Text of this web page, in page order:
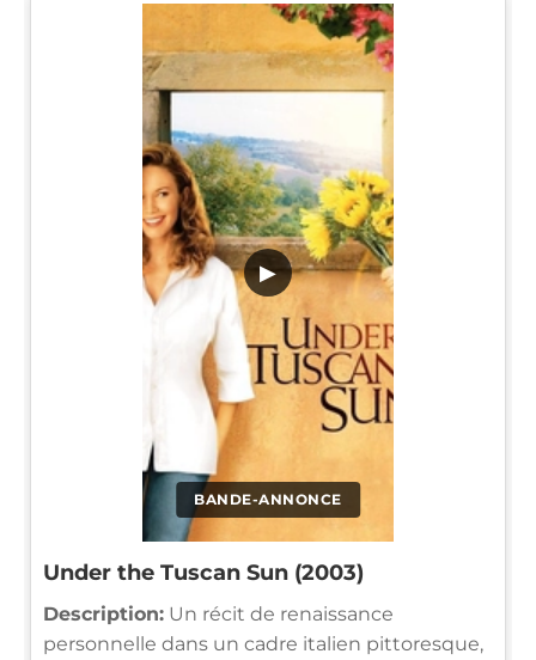
BANDE-ANNONCE
▶
Under the Tuscan Sun (2003)
Description: Un récit de renaissance
personnelle dans un cadre italien pittoresque,